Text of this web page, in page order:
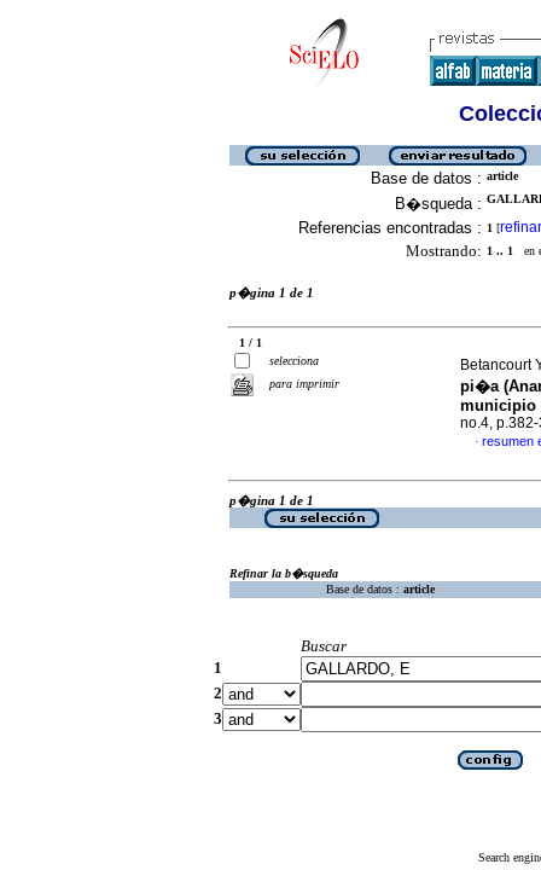
Base de datos : article
B�squeda :
Referencias encontradas : 1 [refinar
Mostrando: 1 .. 1 en
p�gina 1 de 1
1 / 1
selecciona
para imprimir
Betancourt
pi�a
municipio
no.4,
· resumen
p�gina 1 de 1
Refinar la b�squeda
Base de datos : article
Buscar
1
2
3
Search